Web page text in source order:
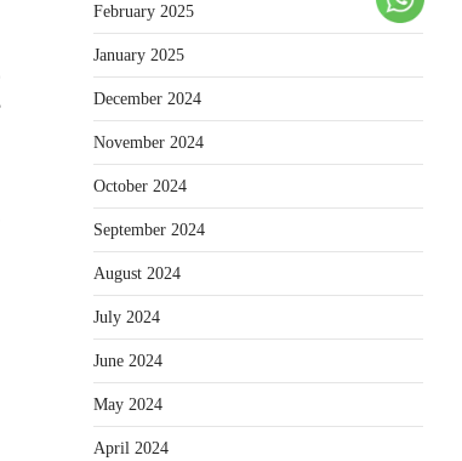
February 2025
January 2025
December 2024
November 2024
October 2024
September 2024
August 2024
July 2024
June 2024
May 2024
April 2024